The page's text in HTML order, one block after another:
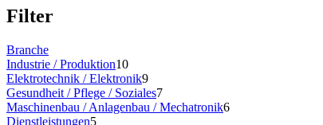
Filter
Branche
Industrie / Produktion10
Elektrotechnik / Elektronik9
Gesundheit / Pflege / Soziales7
Maschinenbau / Anlagenbau / Mechatronik6
Dienstleistungen5